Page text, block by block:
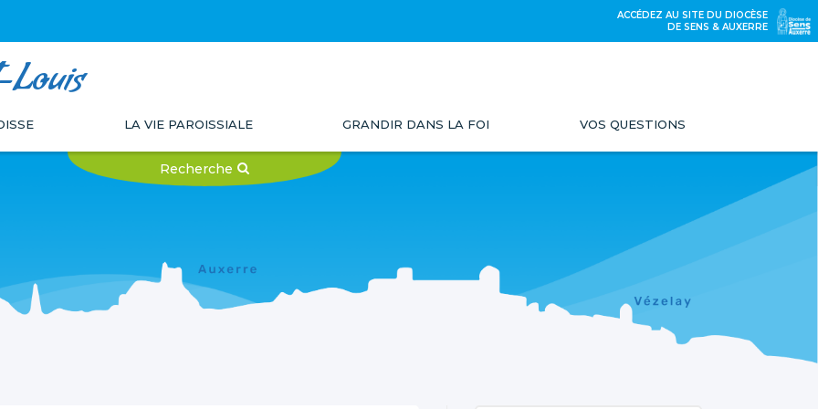
ACCÉDEZ AU SITE DU DIOCÈSE
DE SENS & AUXERRE
Louis
LA VIE PAROISSIALE GRANDIR DANS LA FOI VOS QUESTIONS
Recherche